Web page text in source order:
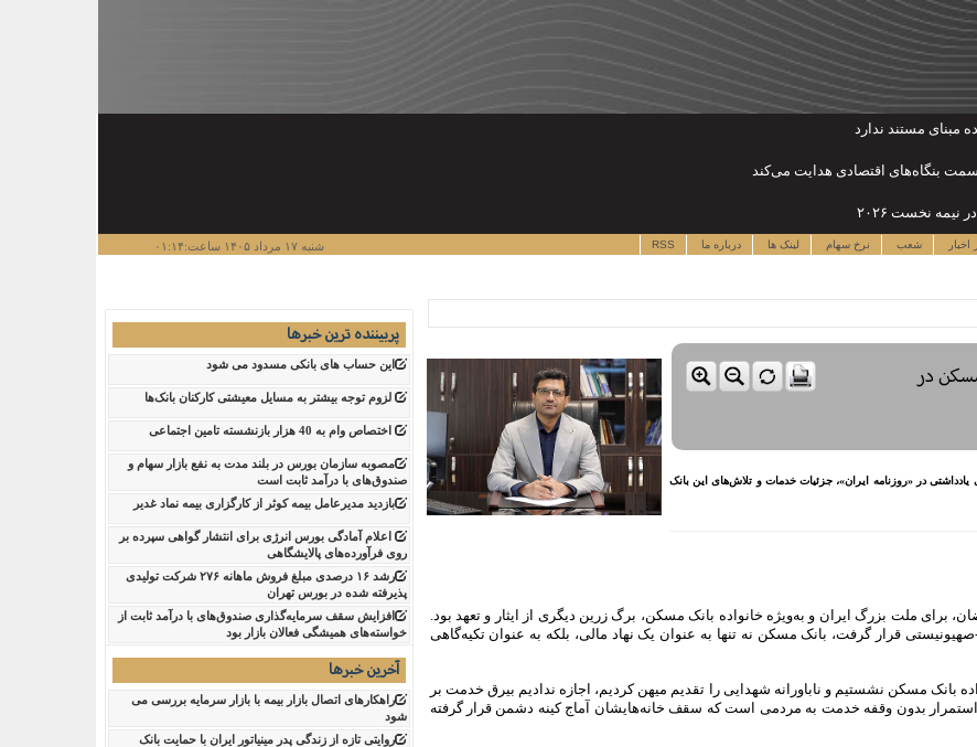
سمت بنگاه‌های اقتصادی هدایت می‌کند
شنبه ۱۷ مرداد ۱۴۰۵ ساعت:۰۱:۱۴ اخبار شعب نرخ سهام لینک ها درباره ما RSS
پربیننده ترین خبرها
این حساب های بانکی مسدود می شود
لزوم توجه بیشتر به مسایل معیشتی کارکنان بانک‌ها
اختصاص وام به 40 هزار بازنشسته تامین اجتماعی
مصوبه سازمان بورس در بلند مدت به نفع بازار سهام و
صندوق‌های با درآمد ثابت است
بازدید مدیرعامل بیمه کوثر از کارگزاری بیمه نماد غدیر
اعلام آمادگی بورس انرژی برای انتشار گواهی سپرده بر
روی فرآورده‌های پالایشگاهی ‌
رشد ۱۶ درصدی مبلغ فروش ماهانه ۲۷۶ شرکت تولیدی
پذیرفته شده در بورس تهران
افزایش سقف سرمایه‌گذاری صندوق‌های با درآمد ثابت از
خواسته‌های همیشگی فعالان بازار بود
آخرین خبرها
راهکارهای اتصال بازار بیمه با بازار سرمایه بررسی می
شود
روایتی تازه از زندگی پدر مینیاتور ایران با حمایت بانک
در
در «روزنامه ایران»، جزئیات خدمات و تلاش‌های این بانک
برای ملت بزرگ ایران و به‌ویژه خانواده بانک مسکن، برگ زرین دیگری از ایثار و تعهد بود.
صهیونیستی قرار گرفت، بانک مسکن نه تنها به عنوان یک نهاد مالی، بلکه به عنوان تکیه‌گاهی
بانک مسکن نشستیم و ناباورانه شهدایی را تقدیم میهن کردیم، اجازه ندادیم بیرق خدمت بر
استمرار بدون وقفه خدمت به مردمی است که سقف خانه‌هایشان آماج کینه دشمن قرار گرفته